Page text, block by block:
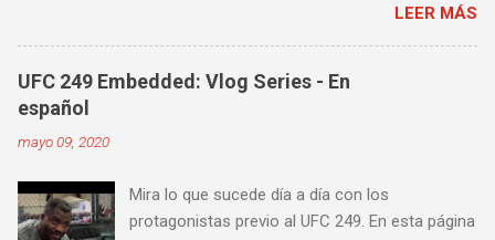
fuerza o la contundencia. Este trabajo también
es fenomenal para desarrollar esquives y
contra golpes a alta velocidad; así como
también las entradas rápidas para acortar
algunos videos donde puedes aprender a
golpear la pera cielo tierra o pera loca. En esta
LEER MÁS
UFC 249 Embedded: Vlog Series - En
español
mayo 09, 2020
Mira lo que sucede día a día con los
protagonistas previo al UFC 249. En esta página